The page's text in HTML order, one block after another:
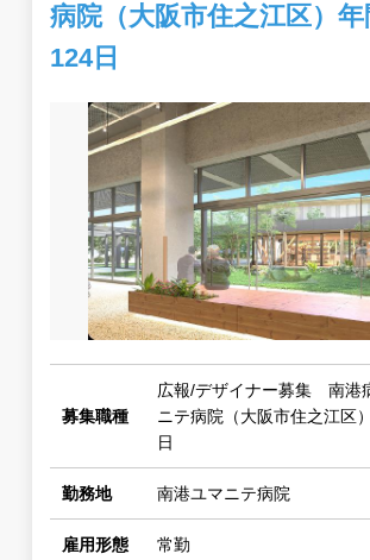
病院（大阪市住之江区）年
124日
募集職種
広報/デザイナー募集 南港
ニテ病院（大阪市住之江区
日
勤務地 南港ユマニテ病院
雇用形態 常勤